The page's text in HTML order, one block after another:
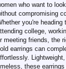
who want to
compromising
you're heading
college,
meeting friends, the
earrings can
these earrings